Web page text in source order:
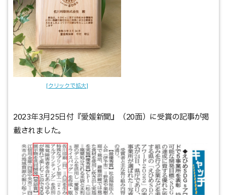
2023年3月25日付『愛媛新聞』（20面）に受賞の記事が掲
載されました。